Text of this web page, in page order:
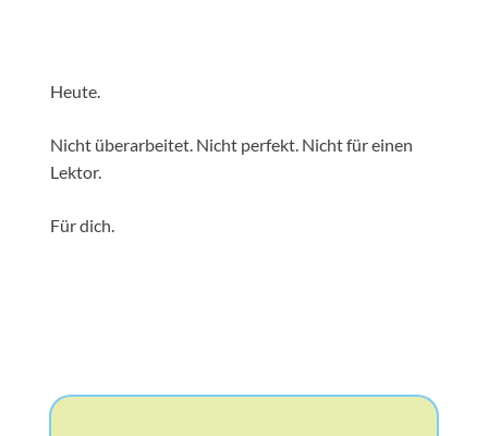
Heute.
Nicht überarbeitet. Nicht perfekt. Nicht für einen
Lektor.
Für dich.